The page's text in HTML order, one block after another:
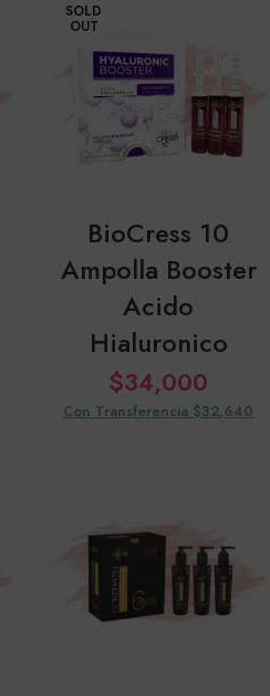
SOLD
OUT
BioCress 10
Ampolla Booster
Acido
Hialuronico
$34,000
Con Transferencia $32,640